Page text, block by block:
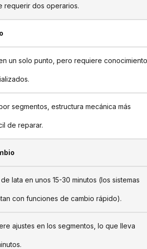
requerir dos operarios.
un solo punto, pero requiere
segmentos, estructura mecánica más
de reparar.
lata en unos 15-30 minutos (los sistemas
con funciones de cambio rápido).
ajustes en los segmentos, lo que lleva